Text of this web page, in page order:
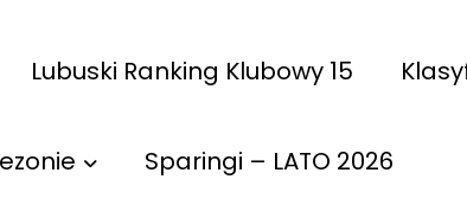
Lubuski Ranking Klubowy 15
Sparingi – LATO 2026